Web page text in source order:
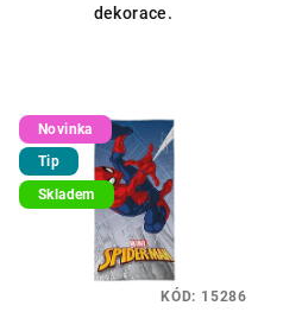
dekorace.
Novinka
Tip
Skladem
KÓD: 15286